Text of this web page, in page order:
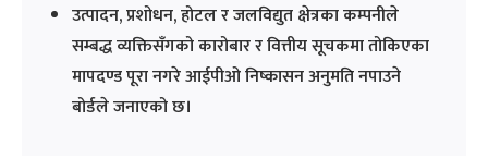
उत्पादन, प्रशोधन, होटल र जलविद्युत क्षेत्रका कम्पनीले
सम्बद्ध व्यक्तिसँगको कारोबार र वित्तीय सूचकमा तोकिएका
मापदण्ड पूरा नगरे आईपीओ निष्कासन अनुमति नपाउने
बोर्डले जनाएको छ।